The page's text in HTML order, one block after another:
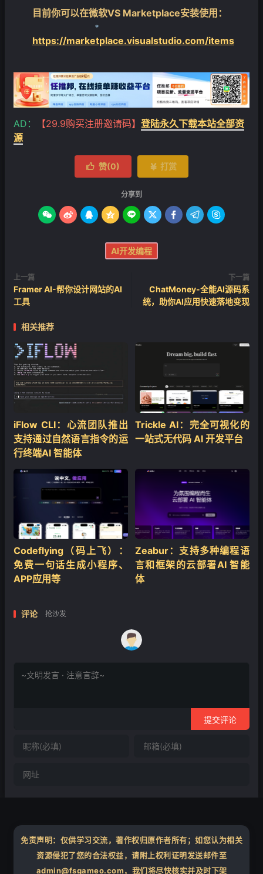
目前你可以在微软VS Marketplace安装使用：
https://marketplace.visualstudio.com/items
AD： 【29.9购买注册邀请码】 登陆永久下载本站全部资
源
 赞(0)  打赏
分享到
        
AI开发编程
上一篇
Framer AI-帮你设计网站的AI
工具
下一篇
ChatMoney-全能AI源码系
统，助你AI应用快速落地变现
相关推荐
iFlow CLI：心流团队推出
支持通过自然语言指令的运
行终端AI 智能体
Trickle AI：完全可视化的
一站式无代码 AI 开发平台
Codeflying（码上飞）：
免费一句话生成小程序、
APP应用等
Zeabur：支持多种编程语
言和框架的云部署AI 智能
体
评论 抢沙发
提交评论
免责声明：仅供学习交流，著作权归原作者所有；如您认为相关
资源侵犯了您的合法权益，请附上权利证明发送邮件至
admin@fsgameo.com，我们将尽快核实并及时下架